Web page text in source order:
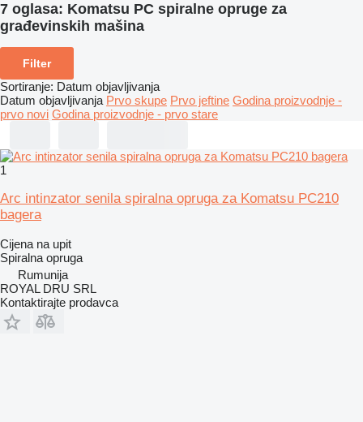
7 oglasa: Komatsu PC spiralne opruge za
građevinskih mašina
Filter
Sortiranje: Datum objavljivanja
Datum objavljivanja Prvo skupe Prvo jeftine Godina proizvodnje -
prvo novi Godina proizvodnje - prvo stare
1
Arc intinzator senila spiralna opruga za Komatsu PC210
bagera
Cijena na upit
Spiralna opruga
Rumunija
ROYAL DRU SRL
Kontaktirajte prodavca